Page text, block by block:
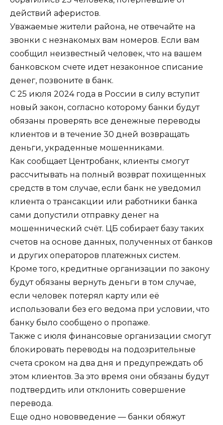
действий аферистов.
Уважаемые жители района, не отвечайте на
звонки с незнакомых вам номеров. Если вам
сообщил неизвестный человек, что на вашем
банковском счете идет незаконное списание
денег, позвоните в банк.
С 25 июля 2024 года в России в силу вступит
новый закон, согласно которому банки будут
обязаны проверять все денежные переводы
клиентов и в течение 30 дней возвращать
деньги, украденные мошенниками.
Как сообщает Центробанк, клиенты смогут
рассчитывать на полный возврат похищенных
средств в том случае, если банк не уведомил
клиента о трансакции или работники банка
сами допустили отправку денег на
мошеннический счёт. ЦБ собирает базу таких
счетов на основе данных, полученных от банков
и других операторов платежных систем.
Кроме того, кредитные организации по закону
будут обязаны вернуть деньги в том случае,
если человек потерял карту или её
использовали без его ведома при условии, что
банку было сообщено о пропаже.
Также с июля финансовые организации смогут
блокировать переводы на подозрительные
счета сроком на два дня и предупреждать об
этом клиентов. За это время они обязаны будут
подтвердить или отклонить совершение
перевода.
Еще одно нововведение — банки обяжут